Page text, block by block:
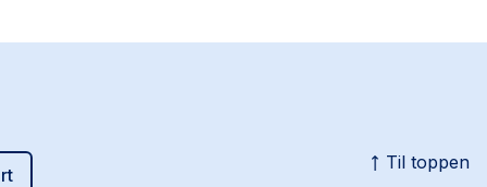
Til toppen